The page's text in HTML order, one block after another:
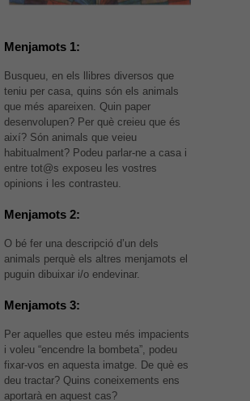
Menjamots 1:
Busqueu, en els llibres diversos que
teniu per casa, quins són els animals
que més apareixen. Quin paper
desenvolupen? Per què creieu que és
així? Són animals que veieu
habitualment? Podeu parlar-ne a casa i
entre tot@s exposeu les vostres
opinions i les contrasteu.
Menjamots 2:
O bé fer una descripció d’un dels
animals perquè els altres menjamots el
puguin dibuixar i/o endevinar.
Menjamots 3:
Per aquelles que esteu més impacients
i voleu “encendre la bombeta”, podeu
fixar-vos en aquesta imatge. De què es
deu tractar? Quins coneixements ens
aportarà en aquest cas?